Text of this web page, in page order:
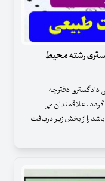
رشته محیط
دادگستری دفترچه
. علاقمندان می
را که دارای 40 سئوال می باشد را از بخش زیر دریافت